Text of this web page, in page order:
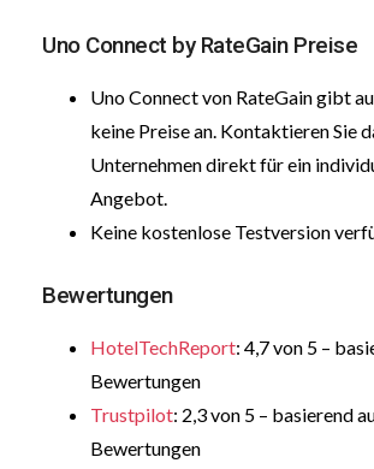
Uno Connect by RateGain Preise
Uno Connect von RateGain gibt
keine Preise an. Kontaktieren Sie
Unternehmen direkt für ein
Angebot.
Keine kostenlose Testversion
Bewertungen
HotelTechReport: 4,7 von 5 –
Bewertungen
Trustpilot: 2,3 von 5 – basierend
Bewertungen